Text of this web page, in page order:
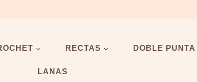
RECTAS DOBLE PUNTA
LANAS